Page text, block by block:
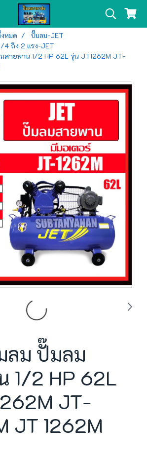
หมด
ปั๊มลม-JET
4 ถึง 2 แรง-JET
สายพาน 1/2 HP 62L รุ่น JT1262M JT-
ลม ปั๊มลม
1/2 HP 62L
JT-
JT 1262M